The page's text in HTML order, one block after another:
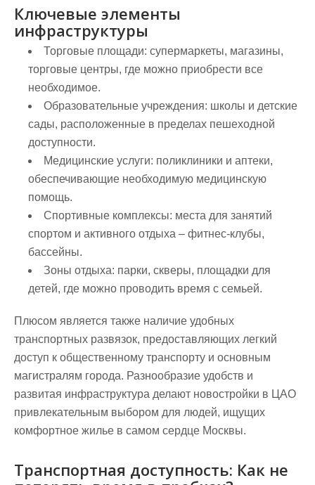
Ключевые элементы
инфраструктуры
Торговые площади: супермаркеты, магазины,
торговые центры, где можно приобрести все
необходимое.
Образовательные учреждения: школы и детские
сады, расположенные в пределах пешеходной
доступности.
Медицинские услуги: поликлиники и аптеки,
обеспечивающие необходимую медицинскую
помощь.
Спортивные комплексы: места для занятий
спортом и активного отдыха – фитнес-клубы,
бассейны.
Зоны отдыха: парки, скверы, площадки для
детей, где можно проводить время с семьей.
Плюсом является также наличие удобных
транспортных развязок, предоставляющих легкий
доступ к общественному транспорту и основным
магистралям города. Разнообразие удобств и
развитая инфраструктура делают новостройки в ЦАО
привлекательным выбором для людей, ищущих
комфортное жилье в самом сердце Москвы.
Транспортная доступность: Как не